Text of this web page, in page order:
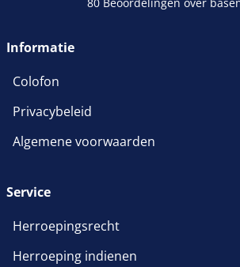
Informatie
Colofon
Privacybeleid
Algemene voorwaarden
Service
Herroepingsrecht
Herroeping indienen